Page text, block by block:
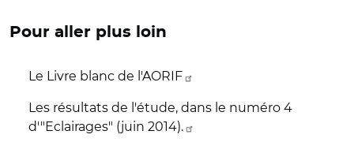
Pour aller plus loin
Le Livre blanc de l'AORIF
Les résultats de l'étude, dans le numéro 4
d'"Eclairages" (juin 2014).